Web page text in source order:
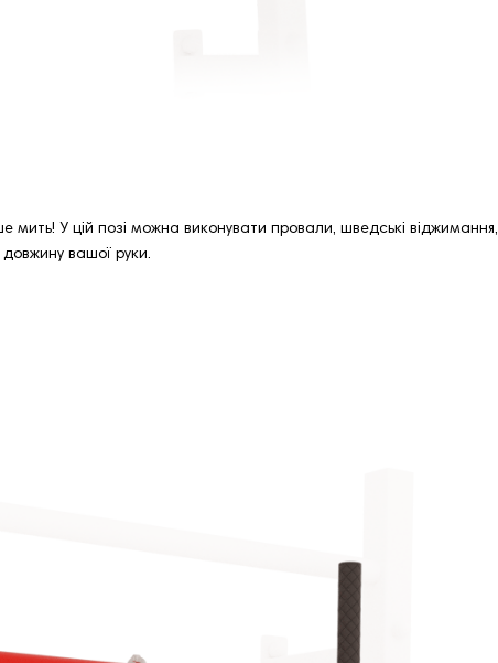
У цій позі можна виконувати провали, шведські віджимання,
довжину вашої руки.